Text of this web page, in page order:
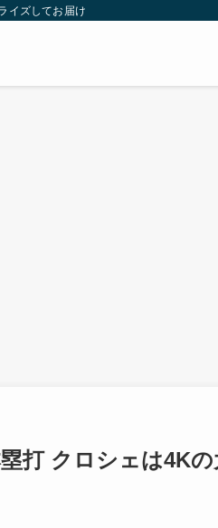
イズしてお届け
打 クロシェは4K